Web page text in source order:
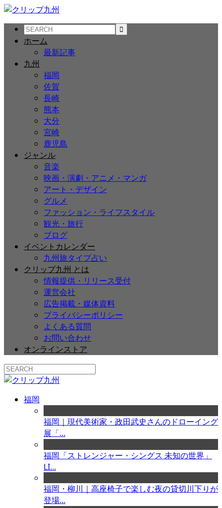
ホーム
最新記事
九州
福岡
佐賀
長崎
熊本
大分
宮崎
鹿児島
ジャンル
音楽
映画・演劇・アニメ・マンガ
アート・デザイン
グルメ
ファッション・ライフスタイル
観光・旅行
ブログ
イベントカレンダー
九州旅タイプ占い
クリップ九州 とは
情報提供・リリース受付
運営会社
広告掲載・媒体資料
プライバシーポリシー
よくある質問
お問い合わせ
オンラインストア
福岡
福岡｜現代美術家・政田武史さんのドローイング
展「...
福岡「ストレンジャー・シングス 未知の世界」
LI...
福岡・柳川｜高座椅子で楽しむ夜の貸切川下りが
登場...